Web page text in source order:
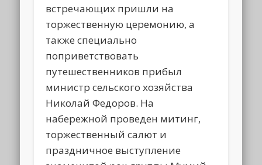
встречающих пришли на
торжественную церемонию, а
также специально
поприветствовать
путешественников прибыл
министр сельского хозяйства
Николай Федоров. На
набережной проведен митинг,
торжественный салют и
праздничное выступление